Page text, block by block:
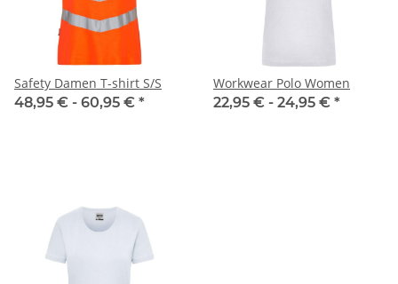
Safety Damen T-shirt S/S
48,95 € - 60,95 € *
Workwear Polo Women
22,95 € - 24,95 € *